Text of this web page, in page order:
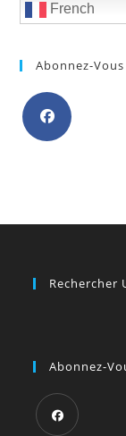
French
Abonnez-Vous
Rechercher
Abonnez-